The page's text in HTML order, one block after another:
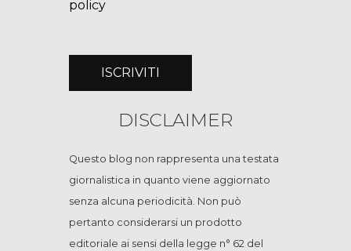
policy
DISCLAIMER
Questo blog non rappresenta una testata
giornalistica in quanto viene aggiornato
senza alcuna periodicità. Non può
pertanto considerarsi un prodotto
editoriale ai sensi della legge n° 62 del